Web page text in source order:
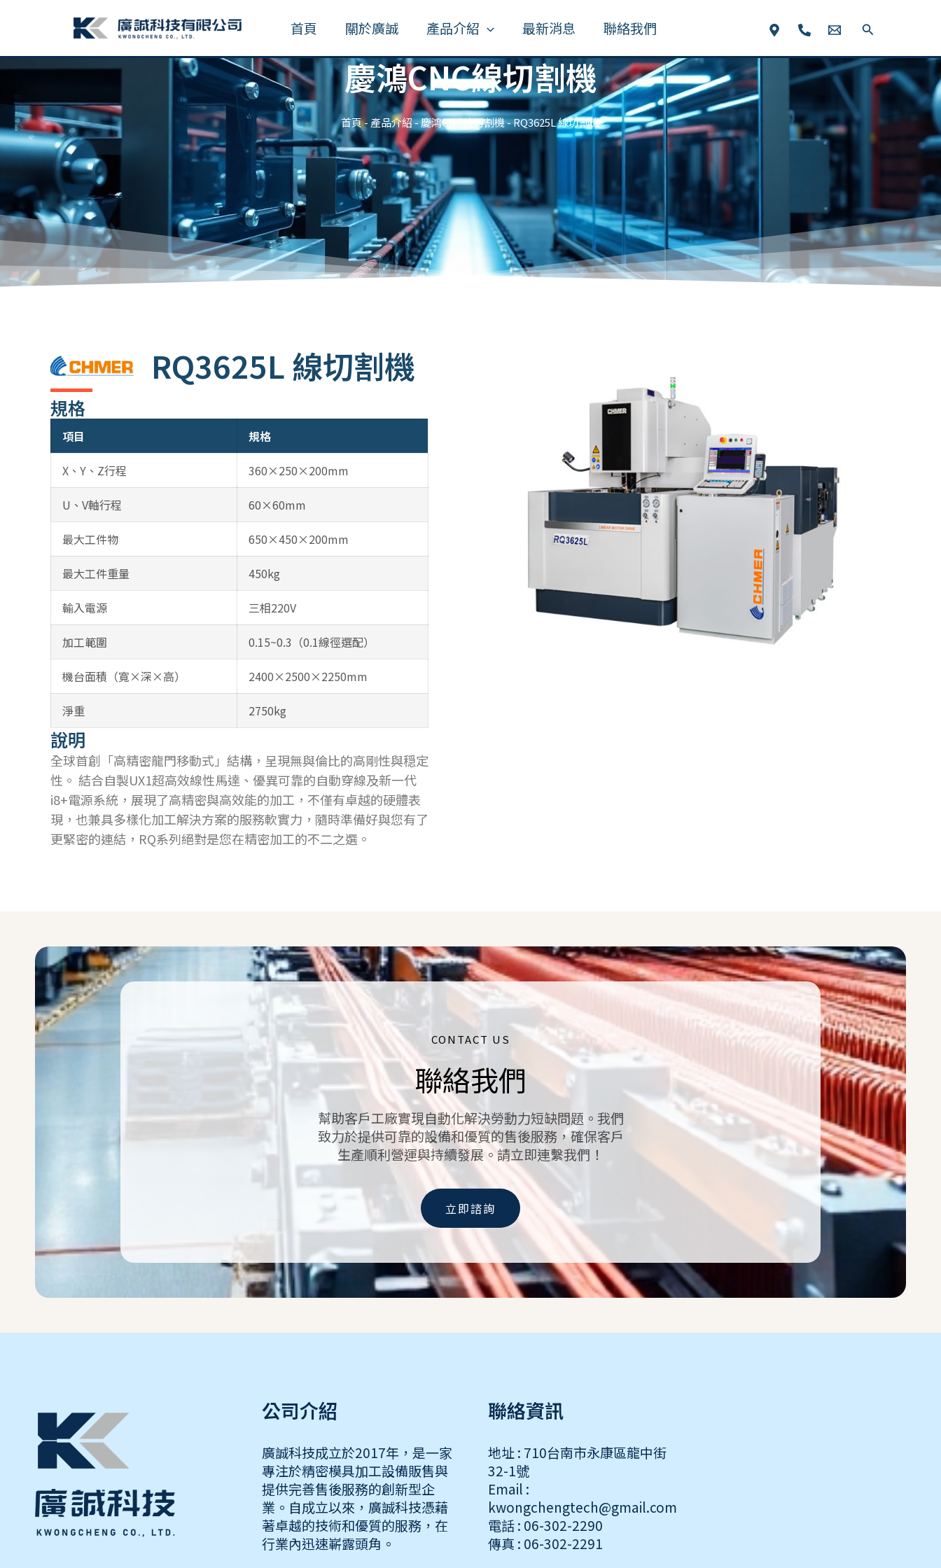
要
首頁 關於廣誠 產品介紹 最新消息 聯絡我們
搜
慶鴻CNC線切割機
首頁- 產品介紹-慶鴻CNC線切割機-RQ3625L 線切割機
RQ3625L 線切割機
規格
項目 規格
X、Y、Z行程 360×250×200mm
U、V軸行程 60×60mm
最大工件物 650×450×200mm
最大工件重量 450kg
輸入電源 三相220V
加工範圍 0.15~0.3（0.1線徑選配）
機台面積（寬×深×高） 2400×2500×2250mm
淨重 2750kg
說明
全球首創「高精密龍門移動式」結構，呈現無與倫比的高剛性與穏定
性。 結合自製UX1超高效線性馬達、優異可靠的自動穿線及新一代
i8+電源系統，展現了高精密與高效能的加工，不僅有卓越的硬體表
現，也兼具多樣化加工解決方案的服務軟實力，隨時準備好與您有了
更緊密的連結，RQ系列絕對是您在精密加工的不二之選。
CONTACT US
聯絡我們
幫助客戶工廠實現自動化解決勞動力短缺問題。我們
致力於提供可靠的設備和優質的售後服務，確保客戶
生產順利營運與持續發展。請立即連繫我們！
立即諮詢
公司介紹
廣誠科技成立於2017年，是一家
專注於精密模具加工設備販售與
提供完善售後服務的創新型企
業。自成立以來，廣誠科技憑藉
著卓越的技術和優質的服務，在
行業內迅速嶄露頭角。
聯絡資訊
地址 : 710台南市永康區龍中街
32-1號
Email :
kwongchengtech@gmail.com
電話 : 06-302-2290
傳真 : 06-302-2291